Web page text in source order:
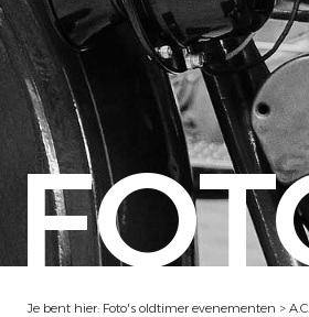
Je bent hier: Foto's oldtimer evenementen >